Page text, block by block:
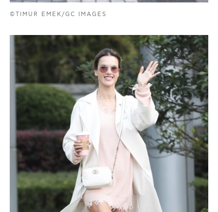
©TIMUR EMEK/GC IMAGES